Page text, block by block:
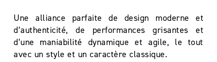
Une alliance parfaite de design moderne et
d’authenticité, de performances grisantes et
d’une maniabilité dynamique et agile, le tout
avec un style et un caractère classique.